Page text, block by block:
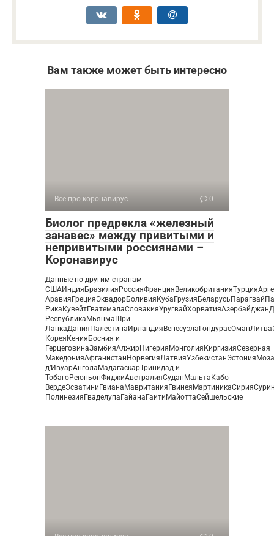
Вам также может быть интересно
Все про коронавирус 0
Биолог предрекла «железный
занавес» между привитыми и
непривитыми россиянами –
Коронавирус
Данные по другим странам
РеспубликаМьянмаШри-
КореяКенияБосния и
ГерцеговинаЗамбияАлжирНигерияМонголияКиргизияСеверная
д’ИвуарАнголаМадагаскарТринидад и
ТобагоРеюньонФиджиАвстралияСуданМальтаКабо-
ПолинезияГваделупаГайанаГаитиМайоттаСейшельские